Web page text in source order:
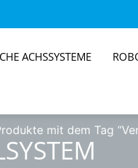
ACHSSYSTEME
mit dem Tag